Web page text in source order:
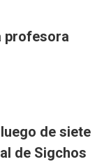
profesora
de siete
de Sigchos